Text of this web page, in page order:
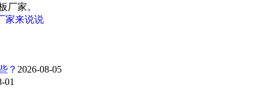
厂家。
家来说说
？ 2026-08-05
01